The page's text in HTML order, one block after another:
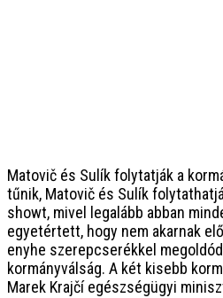
Matovič és Sulík folytatják a
tűnik, Matovič és Sulík
showt, mivel legalább abban
egyetértett, hogy nem akarnak
enyhe szerepcserékkel
kormányválság. A két kisebb
Marek Krajčí egészségügyi